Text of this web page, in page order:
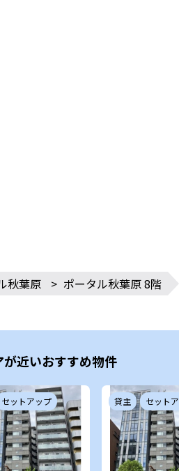
秋葉原 > ポータル秋葉原 8階
近いおすすめ物件
セットアップ 貸主 セット